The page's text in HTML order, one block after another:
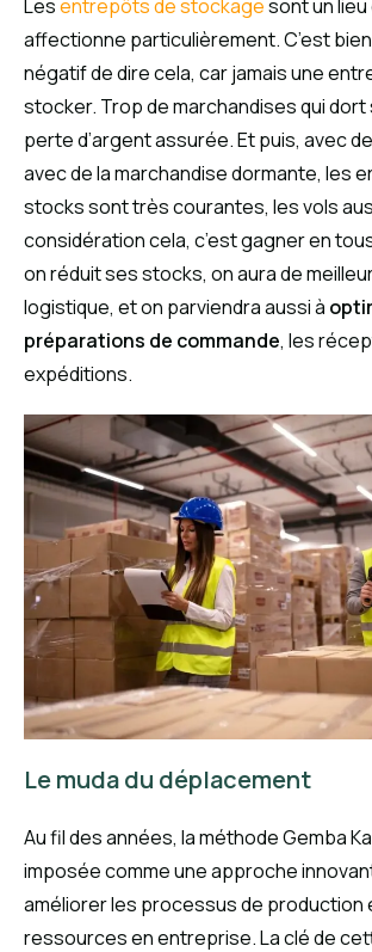
Lesentrepôts de stockagesont un lieu
affectionne particulièrement. C’est
négatif de dire cela, car jamais une
stocker. Trop de marchandises qui dort
perte d’argent assurée. Et puis, avec
avec de la marchandise dormante, les
stocks sont très courantes, les vols
considération cela, c’est gagner en
on réduit ses stocks, on aura de
logistique, et on parviendra aussi à
préparations de commande, les
expéditions.
Le muda du déplacement
Au fil des années, la méthode Gemba
imposée comme une approche
améliorer les processus de production
ressources en entreprise. La clé de